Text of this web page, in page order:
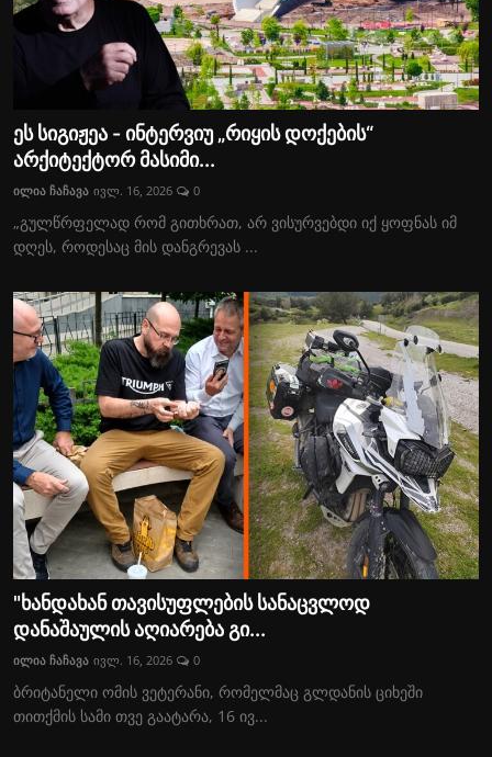
ეს სიგიჟეა - ინტერვიუ „რიყის დოქების“
არქიტექტორ მასიმი...
ილია ჩაჩავა ივლ. 16, 2026 0
„გულწრფელად რომ გითხრათ, არ ვისურვებდი იქ ყოფნას იმ
დღეს, როდესაც მის დანგრევას ...
"ხანდახან თავისუფლების სანაცვლოდ
დანაშაულის აღიარება გი...
ილია ჩაჩავა ივლ. 16, 2026 0
ბრიტანელი ომის ვეტერანი, რომელმაც გლდანის ციხეში
თითქმის სამი თვე გაატარა, 16 ივ...